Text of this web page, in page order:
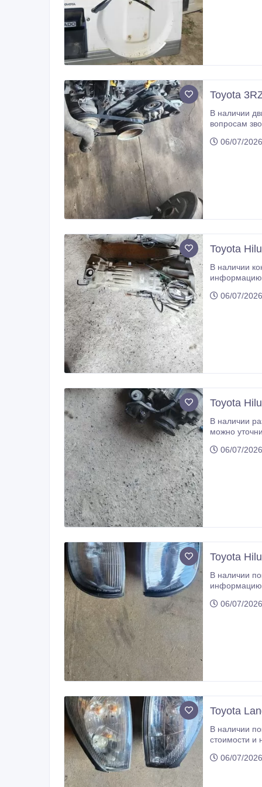
Toyota
В наличии двигатель 3RZ v-2.7 бензин без
06/07/
Toyota
В наличии контрактная акпп Toyota Hilux Surf 130, 185.
информацию
06/07/
Toyota
В наличии раздатка Toyota Hilux Surf 185. Состояние отличное, есть гарантия. Есть
можно
06/07/
Toyota
В наличии поворотники оригинал Toyota Hilux
информацию
06/07/
Toyota
В наличии поворотники обычные
стоимости и
06/07/